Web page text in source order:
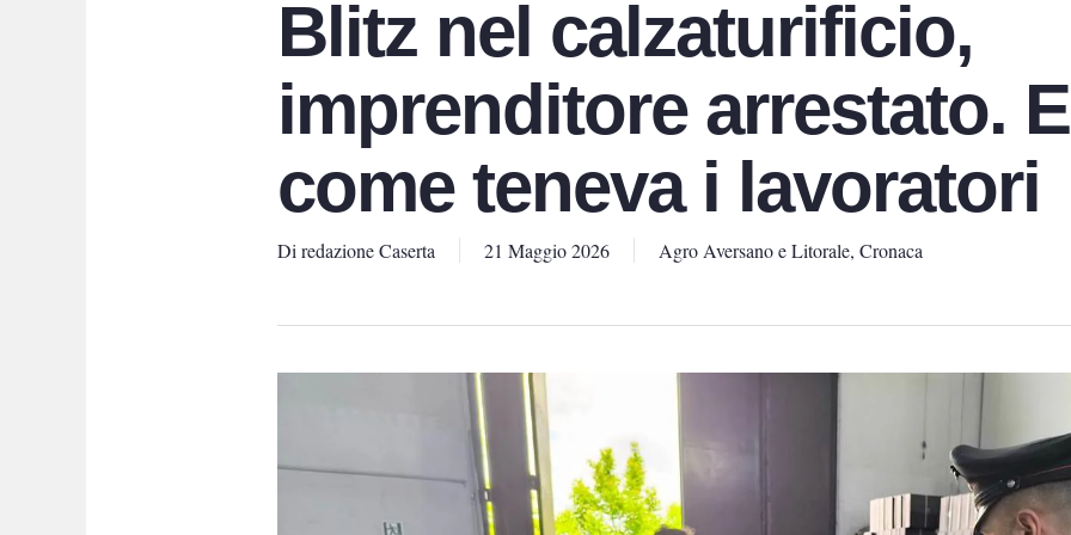
Blitz nel calzaturificio,
imprenditore arrestato.
come teneva i lavoratori
Di redazione Caserta 21 Maggio 2026 Agro Aversano e Litorale, Cronaca